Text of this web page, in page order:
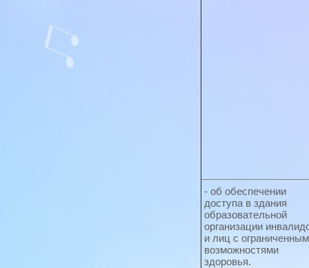
- об обеспечении
доступа в здания
образовательной
организации
и лиц с
возможностями
здоровья.